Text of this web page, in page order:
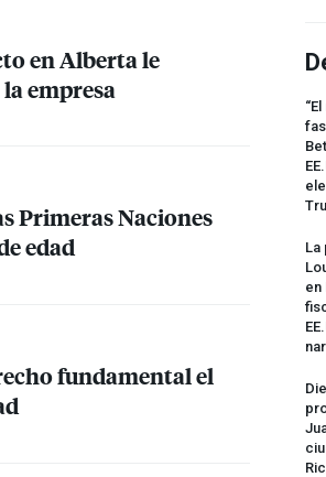
en Alberta le
empresa
Primeras Naciones
edad
fundamental el
La
en